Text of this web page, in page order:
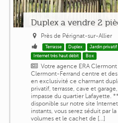
Duplex a vendre 2
Près de Pérignat-sur-Allier
Terrasse Duplex Jardin privatif
Internet très haut débit
Box
Votre agence ERA
Clermont-Ferrand centre et
en exclusivité ce charmant
privatif, terrasse, cave et
impasse du quartier Lafayette.
disponible sur notre site
instants, vous serez séduit par
volumes et le cachet de [...]